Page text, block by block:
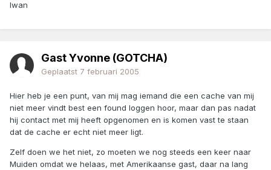
Iwan
Gast Yvonne (GOTCHA)
Geplaatst 7 februari 2005
Hier heb je een punt, van mij mag iemand die een cache van mij
niet meer vindt best een found loggen hoor, maar dan pas nadat
hij contact met mij heeft opgenomen en is komen vast te staan
dat de cache er echt niet meer ligt.
Zelf doen we het niet, zo moeten we nog steeds een keer naar
Muiden omdat we helaas, met Amerikaanse gast, daar na lang